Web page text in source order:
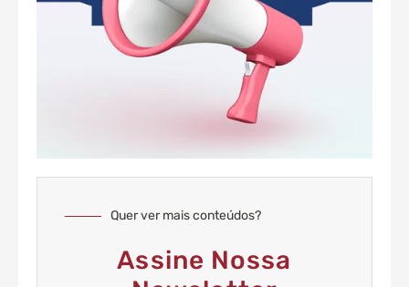
Quer ver mais conteúdos?
Assine Nossa